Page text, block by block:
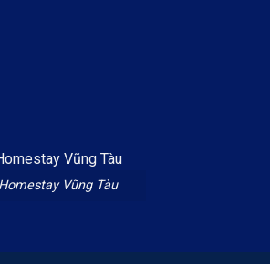
Vũng Tàu